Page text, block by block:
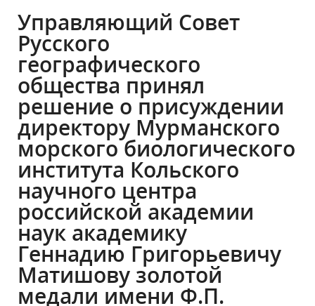
Управляющий Совет
Русского
географического
общества принял
решение о присуждении
директору Мурманского
морского биологического
института Кольского
научного центра
российской академии
наук академику
Геннадию Григорьевичу
Матишову золотой
медали имени Ф.П.